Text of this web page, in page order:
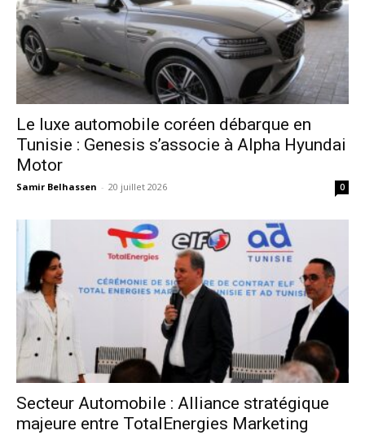
Le luxe automobile coréen débarque en
Tunisie : Genesis s’associe à Alpha Hyundai
Motor
Samir Belhassen - 20 juillet 2026 0
Secteur Automobile : Alliance stratégique
majeure entre TotalEnergies Marketing